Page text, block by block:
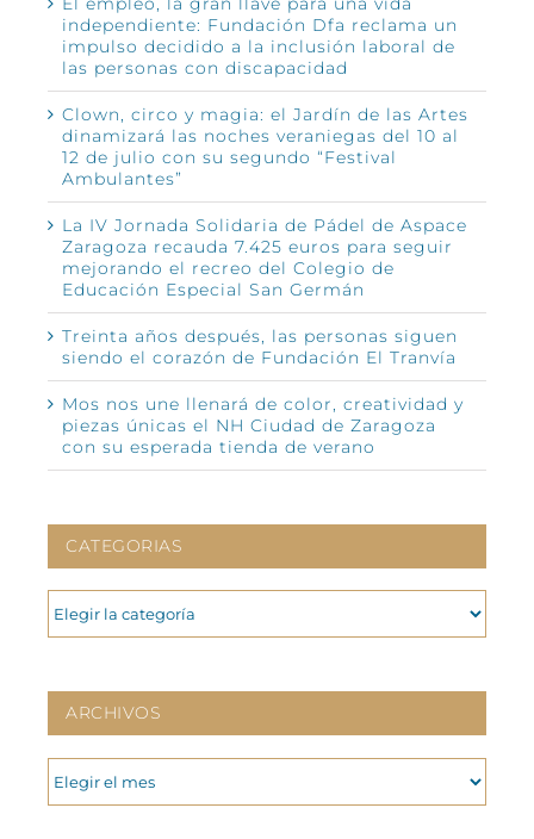
independiente: Fundación Dfa reclama un
impulso decidido a la inclusión laboral de
las personas con discapacidad
Clown, circo y magia: el Jardín de las Artes
dinamizará las noches veraniegas del 10 al
12 de julio con su segundo “Festival
Ambulantes”
La IV Jornada Solidaria de Pádel de Aspace
Zaragoza recauda 7.425 euros para seguir
mejorando el recreo del Colegio de
Educación Especial San Germán
Treinta años después, las personas siguen
siendo el corazón de Fundación El Tranvía
Mos nos une llenará de color, creatividad y
piezas únicas el NH Ciudad de Zaragoza
con su esperada tienda de verano
CATEGORIAS
CATEGORIAS
ARCHIVOS
ARCHIVOS